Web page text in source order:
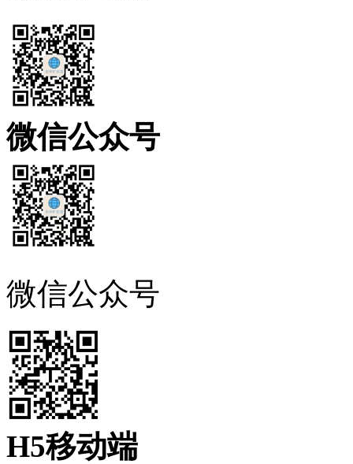
微信公众号
微信公众号
H5移动端